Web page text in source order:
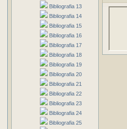
Bibliografia 13
Bibliografia 14
Bibliografia 15
Bibliografia 16
Bibliografia 17
Bibliografia 18
Bibliografia 19
Bibliografia 20
Bibliografia 21
Bibliografia 22
Bibliografia 23
Bibliografia 24
Bibliografia 25